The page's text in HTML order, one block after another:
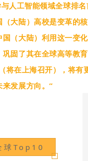
人工智能领域全球排
大陆）高校是变革的
（大陆）利用这一变
固了其在全球高等教
将在上海召开），将有
发展方向。”
球Top10